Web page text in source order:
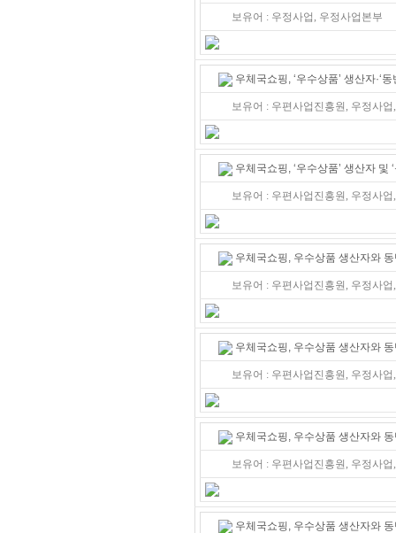
보유어 : 우정사업, 우정사업본부
우체국쇼핑, ‘우수상품’ 생산자·‘
보유어 : 우편사업진흥원, 우정사
우체국쇼핑, ‘우수상품’ 생산자 및
보유어 : 우편사업진흥원, 우정사
우체국쇼핑, 우수상품 생산자와
보유어 : 우편사업진흥원, 우정사
우체국쇼핑, 우수상품 생산자와
보유어 : 우편사업진흥원, 우정사
우체국쇼핑, 우수상품 생산자와
보유어 : 우편사업진흥원, 우정사
우체국쇼핑, 우수상품 생산자와